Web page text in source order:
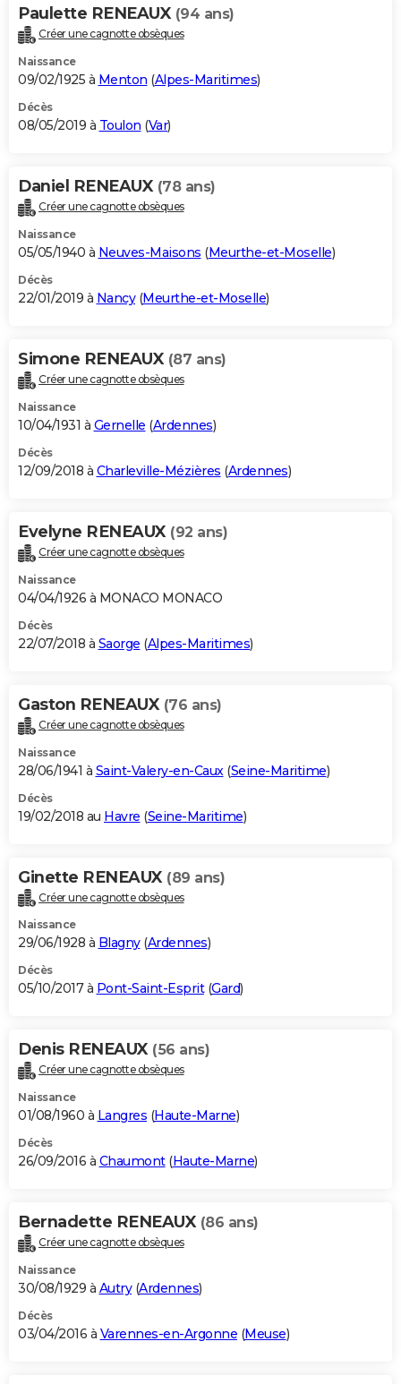
Paulette RENEAUX (94 ans)
Créer une cagnotte obsèques
Naissance
09/02/1925 à Menton (Alpes-Maritimes)
Décès
08/05/2019 à Toulon (Var)
Daniel RENEAUX (78 ans)
Créer une cagnotte obsèques
Naissance
05/05/1940 à Neuves-Maisons (Meurthe-et-Moselle)
Décès
22/01/2019 à Nancy(Meurthe-et-Moselle)
Simone RENEAUX (87 ans)
Créer une cagnotte obsèques
Naissance
10/04/1931 à Gernelle (Ardennes)
Décès
12/09/2018 à Charleville-Mézières (Ardennes)
Evelyne RENEAUX (92 ans)
Créer une cagnotte obsèques
Naissance
04/04/1926 à MONACO MONACO
Décès
22/07/2018 à Saorge (Alpes-Maritimes)
Gaston RENEAUX (76 ans)
Créer une cagnotte obsèques
Naissance
28/06/1941 à Saint-Valery-en-Caux (Seine-Maritime)
Décès
19/02/2018 au Havre (Seine-Maritime)
Ginette RENEAUX (89 ans)
Créer une cagnotte obsèques
Naissance
29/06/1928 à Blagny(Ardennes)
Décès
05/10/2017 à Pont-Saint-Esprit(Gard)
Denis RENEAUX (56 ans)
Créer une cagnotte obsèques
Naissance
01/08/1960 à Langres (Haute-Marne)
Décès
26/09/2016 à Chaumont(Haute-Marne)
Bernadette RENEAUX (86 ans)
Créer une cagnotte obsèques
Naissance
30/08/1929 à Autry(Ardennes)
Décès
03/04/2016 à Varennes-en-Argonne (Meuse)